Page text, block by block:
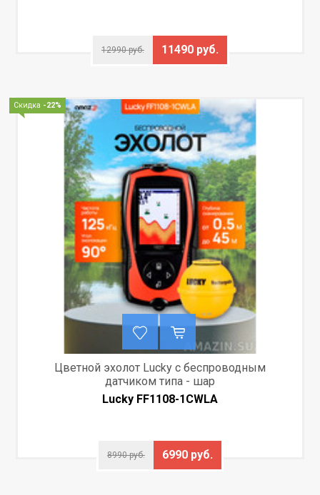
12990 руб. 11490 руб.
Скидка -22%
Цветной эхолот Lucky с беспроводным
датчиком типа - шар
Lucky FF1108-1CWLA
8990 руб. 6990 руб.